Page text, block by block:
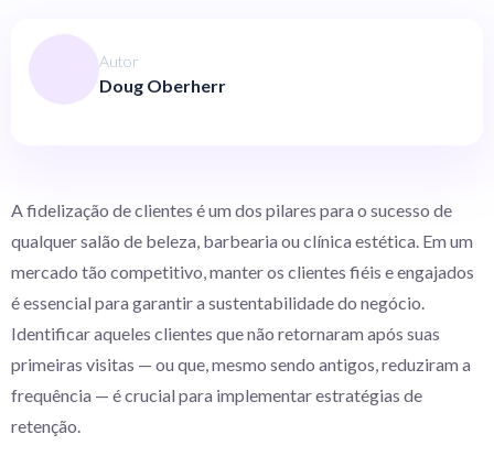
Autor
Doug Oberherr
A fidelização de clientes é um dos pilares para o sucesso de
qualquer salão de beleza, barbearia ou clínica estética. Em um
mercado tão competitivo, manter os clientes fiéis e engajados
é essencial para garantir a sustentabilidade do negócio.
Identificar aqueles clientes que não retornaram após suas
primeiras visitas — ou que, mesmo sendo antigos, reduziram a
frequência — é crucial para implementar estratégias de
retenção.